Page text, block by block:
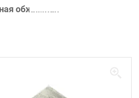
обжимная